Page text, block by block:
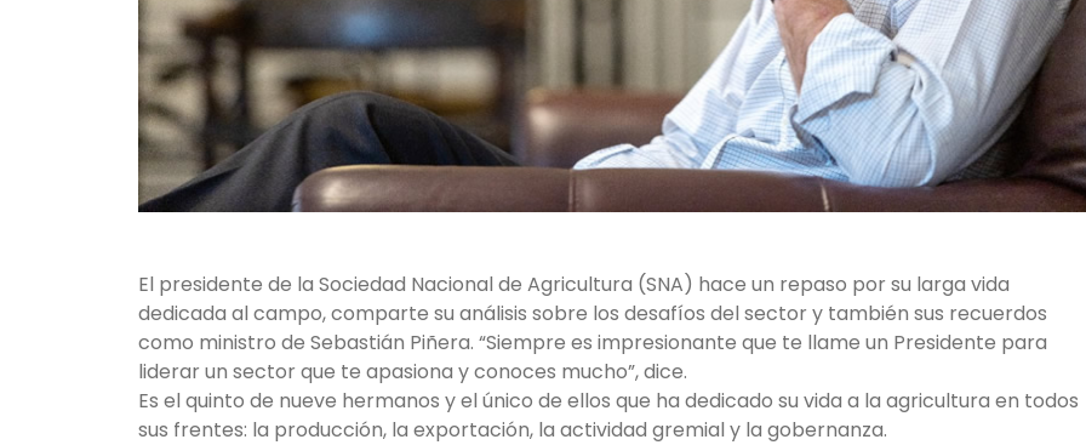
El presidente de la Sociedad Nacional de Agricultura (SNA) hace un repaso por su larga vida
dedicada al campo, comparte su análisis sobre los desafíos del sector y también sus recuerdos
como ministro de Sebastián Piñera. “Siempre es impresionante que te llame un Presidente para
liderar un sector que te apasiona y conoces mucho”, dice.
Es el quinto de nueve hermanos y el único de ellos que ha dedicado su vida a la agricultura en todos
sus frentes: la producción, la exportación, la actividad gremial y la gobernanza.